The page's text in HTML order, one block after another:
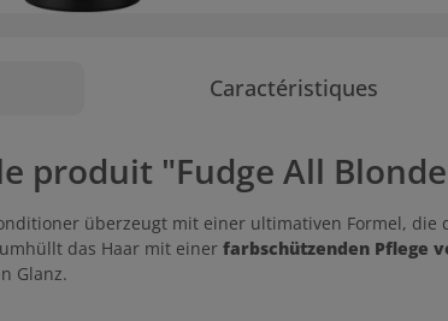
Caractéristiques
produit "Fudge All
überzeugt mit einer ultimativen Formel,
das Haar mit einer farbschützenden Pflege
Glanz.